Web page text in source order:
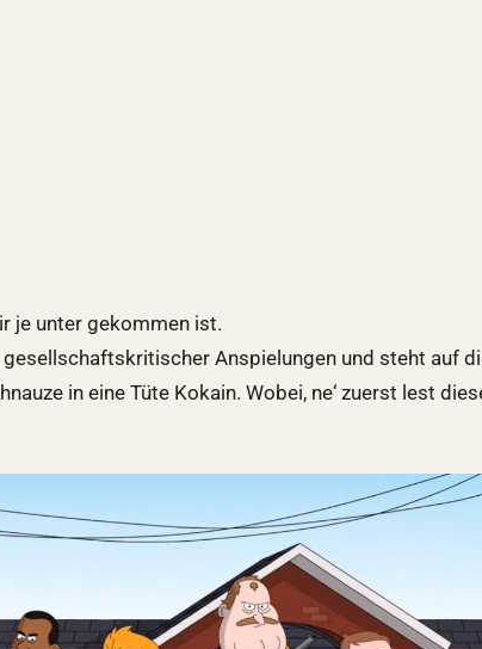
je unter gekommen ist.
Anspielungen und steht auf
in eine Tüte Kokain. Wobei, ne‘ zuerst lest